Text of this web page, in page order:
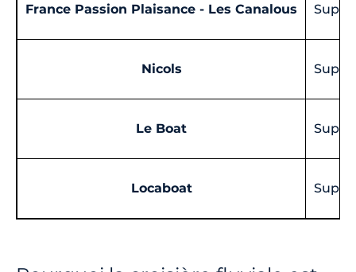
France Passion Plaisance - Les Canalous
Nicols
Le Boat
Locaboat